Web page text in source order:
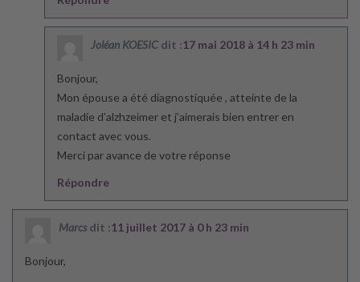
Joléan KOESIC dit :17 mai 2018 à 14 h 23 min
Bonjour,
Mon épouse a été diagnostiquée , atteinte de la
maladie d’alzhzeimer et j’aimerais bien entrer en
contact avec vous.
Merci par avance de votre réponse
Répondre
Marcs dit :11 juillet 2017 à 0 h 23 min
Bonjour,